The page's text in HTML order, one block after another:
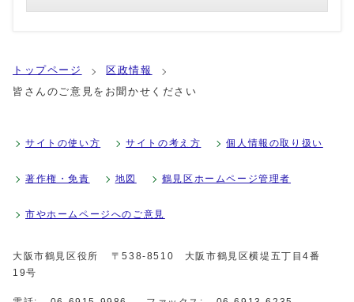
トップページ
区政情報
皆さんのご意見をお聞かせください
サイトの使い方 サイトの考え方 個人情報の取り扱い
著作権・免責 地図 鶴見区ホームページ管理者
市やホームページへのご意見
大阪市鶴見区役所
〒538-8510 大阪市鶴見区横堤五丁目4番
19号